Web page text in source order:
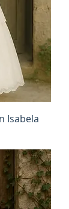
Isabela